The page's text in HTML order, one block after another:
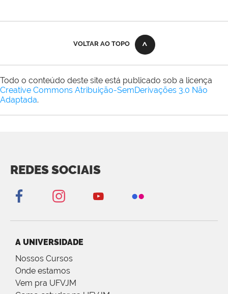
VOLTAR AO TOPO
Todo o conteúdo deste site está publicado sob a licença
Creative Commons Atribuição-SemDerivações 3.0 Não
Adaptada.
REDES SOCIAIS
A UNIVERSIDADE
Nossos Cursos
Onde estamos
Vem pra UFVJM